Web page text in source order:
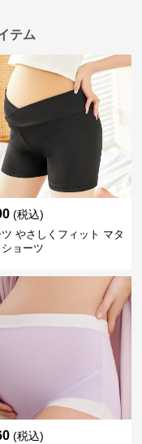
テム
(税込)
やさしくフィット マタ
ョーツ
(税込)